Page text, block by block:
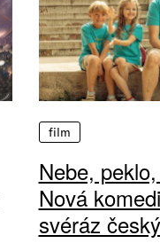
film
Nebe,
Nová
svéráz